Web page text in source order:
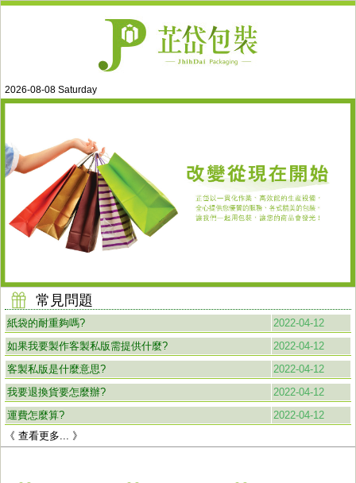
2026-08-08 Saturday
常見問題
紙袋的耐重夠嗎?
2022-04-12
如果我要製作客製私版需提供什麼?
2022-04-12
客製私版是什麼意思?
2022-04-12
我要退換貨要怎麼辦?
2022-04-12
運費怎麼算?
2022-04-12
《 查看更多... 》